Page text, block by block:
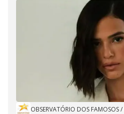
OBSERVATÓRIO DOS FAMOSOS/